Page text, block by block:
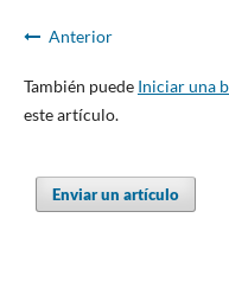
Anterior
También puede Iniciar una
este artículo.
Enviar un artículo